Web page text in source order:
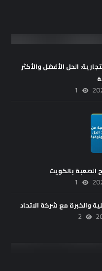
الحل الأفضل والأكثر
1
الصعبة بالكويت
1
مع شركة الاتحاد
2